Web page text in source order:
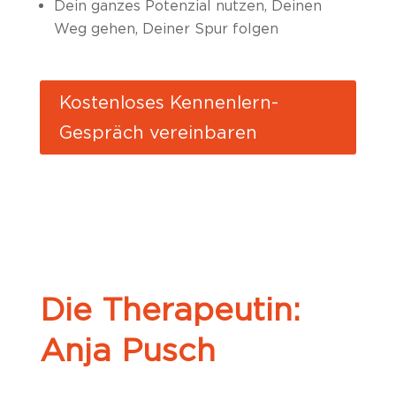
Dein ganzes Potenzial nutzen, Deinen
Weg gehen, Deiner Spur folgen
Kostenloses Kennenlern-
Gespräch vereinbaren
Die Therapeutin:
Anja Pusch